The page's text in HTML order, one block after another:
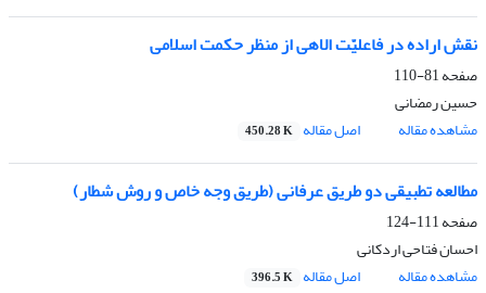
نقش اراده در فاعلیّت الاهی از منظر حکمت اسلامی
صفحه81-110
حسین رمضانی
مشاهده مقاله
اصل مقاله 450.28 K
مطالعه تطبیقی دو طریق عرفانی (طریق وجه خاص و روش شطار)
صفحه111-124
احسان فتاحی اردکانی
مشاهده مقاله
اصل مقاله 396.5 K